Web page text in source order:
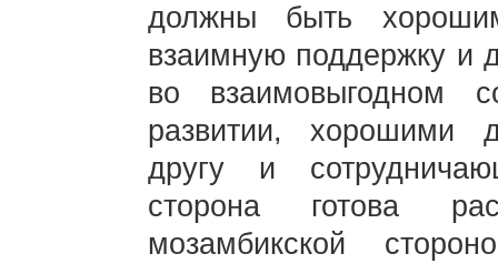
должны быть
взаимную поддержку и
во взаимовыгодном
развитии, хорошими
другу и
сторона готова
мозамбикской